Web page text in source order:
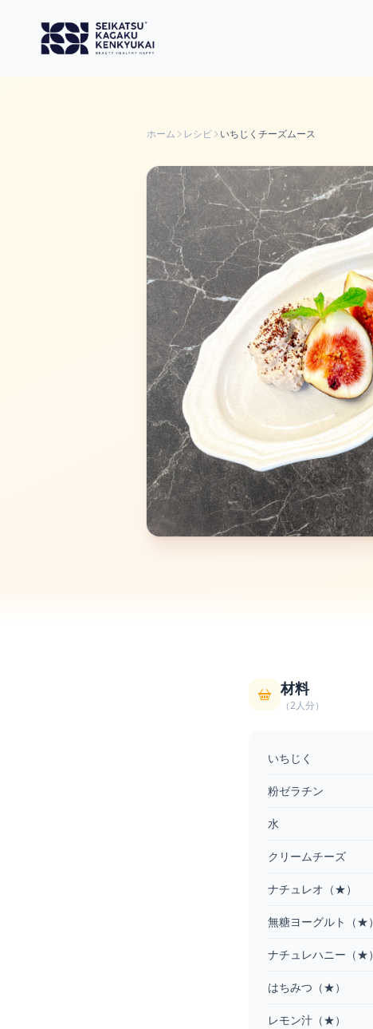
ホーム レシピ いちじくチーズムース
材料
（2人分）
いちじく
粉ゼラチン
水
クリームチーズ
ナチュレオ（★）
無糖ヨーグルト（★）
ナチュレハニー（★）
はちみつ（★）
レモン汁（★）